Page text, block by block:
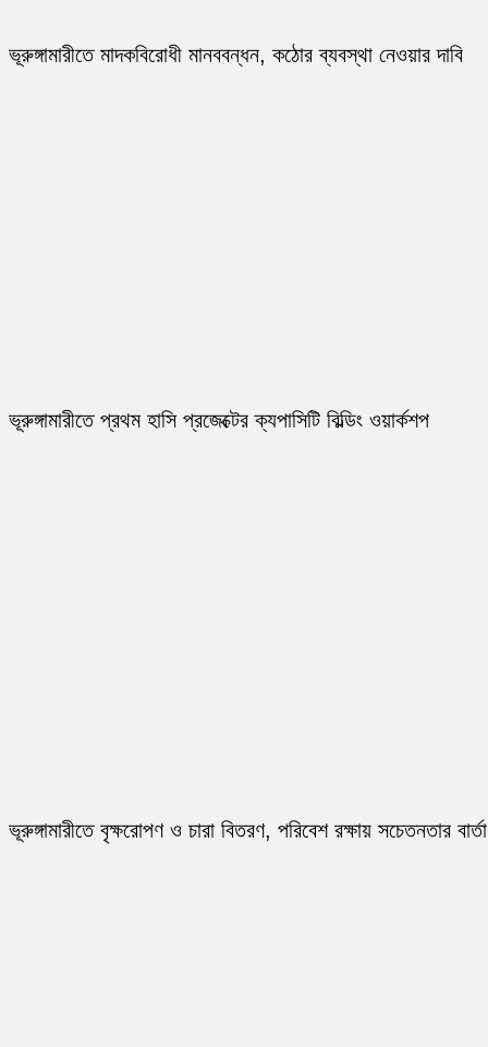
ভূরুঙ্গামারীতে মাদকবিরোধী মানববন্ধন, কঠোর ব্যবস্থা নেওয়ার দাবি
ভূরুঙ্গামারীতে প্রথম হাসি প্রজেক্টের ক্যপাসিটি বিল্ডিং ওয়ার্কশপ
ভূরুঙ্গামারীতে বৃক্ষরোপণ ও চারা বিতরণ, পরিবেশ রক্ষায় সচেতনতার বার্তা